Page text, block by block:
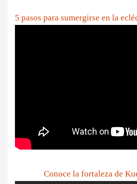
5 pasos para sumergirse en la
Conoce la fortaleza de